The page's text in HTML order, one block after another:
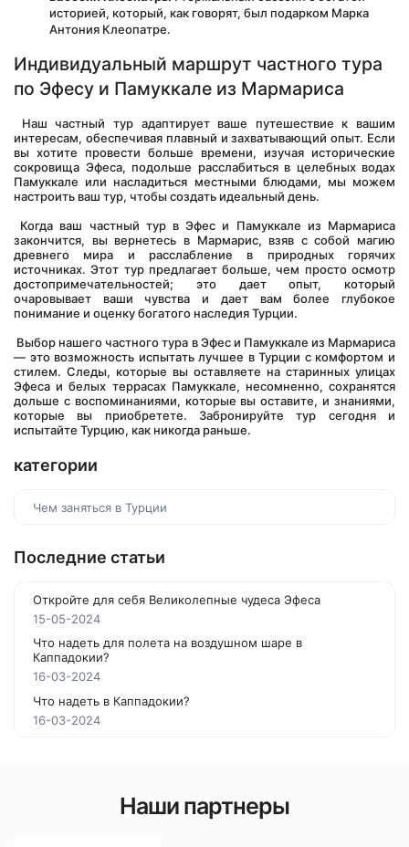
историей, который, как говорят, был подарком Марка
Антония Клеопатре.
Индивидуальный маршрут частного тура
по Эфесу и Памуккале из Мармариса
интересам, обеспечивая плавный и захватывающий опыт. Если
вы хотите провести больше времени, изучая исторические
сокровища Эфеса, подольше расслабиться в целебных водах
Памуккале или насладиться местными блюдами, мы можем
настроить ваш тур, чтобы создать идеальный день.
закончится, вы вернетесь в Мармарис, взяв с собой магию
древнего мира и расслабление в природных горячих
источниках. Этот тур предлагает больше, чем просто осмотр
достопримечательностей; это дает опыт, который
очаровывает ваши чувства и дает вам более глубокое
понимание и оценку богатого наследия Турции.
— это возможность испытать лучшее в Турции с комфортом и
стилем. Следы, которые вы оставляете на старинных улицах
Эфеса и белых террасах Памуккале, несомненно, сохранятся
дольше с воспоминаниями, которые вы оставите, и знаниями,
которые вы приобретете. Забронируйте тур сегодня и
испытайте Турцию, как никогда раньше.
категории
Чем заняться в Турции
Последние статьи
Откройте для себя Великолепные чудеса Эфеса
15-05-2024
Что надеть для полета на воздушном шаре в
Каппадокии?
16-03-2024
Что надеть в Каппадокии?
16-03-2024
Наши партнеры